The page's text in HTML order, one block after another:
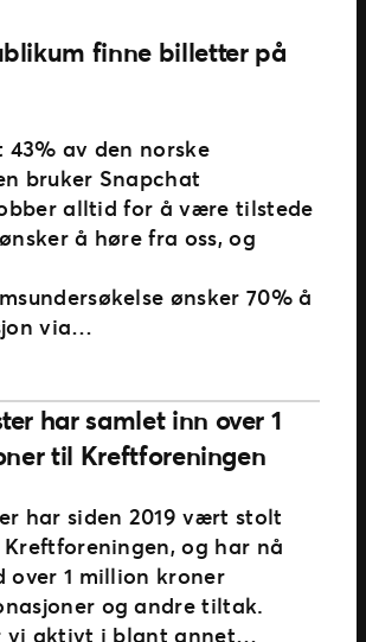
finne billetter på
43% av den norske
bruker Snapchat
alltid for å være tilstede
å høre fra oss, og
ønsker 70% å
via…
har samlet inn over 1
til Kreftforeningen
har siden 2019 vært stolt
og har nå
over 1 million kroner
og andre tiltak.
vi aktivt i blant annet…